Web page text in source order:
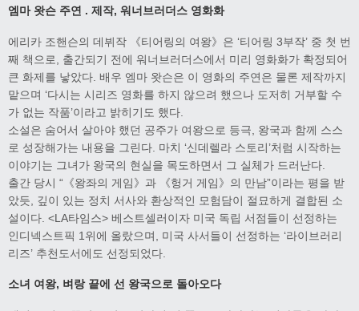
엠마 왓슨 주연 . 제작, 워너브러더스 영화화
에리카 조핸슨의 데뷔작 《티어링의 여왕》은 ‘티어링 3부작’ 중 첫 번
째 책으로, 출간되기 전에 워너브러더스에서 미리 영화화가 확정되어
큰 화제를 낳았다. 배우 엠마 왓슨은 이 영화의 주연은 물론 제작까지
맡으며 ‘다시는 시리즈 영화를 하지 않으려 했으나 도저히 거부할 수
가 없는 작품’이라고 밝히기도 했다.
소설은 숨어서 살아야 했던 공주가 여왕으로 등극, 왕국과 함께 스스
로 성장해가는 내용을 그린다. 마치 ‘신데렐라 스토리’처럼 시작하는
이야기는 그녀가 왕국의 현실을 목도하면서 그 실체가 드러난다.
출간 당시 “《왕좌의 게임》과 《헝거 게임》의 만남”이라는 평을 받
았듯, 깊이 있는 정치 서사와 환상적인 모험담이 절묘하게 결합된 소
설이다. <LA타임스> 베스트셀러이자 미국 독립 서점들이 선정하는
인디넥스트픽 1위에 올랐으며, 미국 사서들이 선정하는 ‘라이브러리
리즈’ 추천도서에도 선정되었다.
소녀 여왕, 벼랑 끝에 선 왕국으로 돌아오다